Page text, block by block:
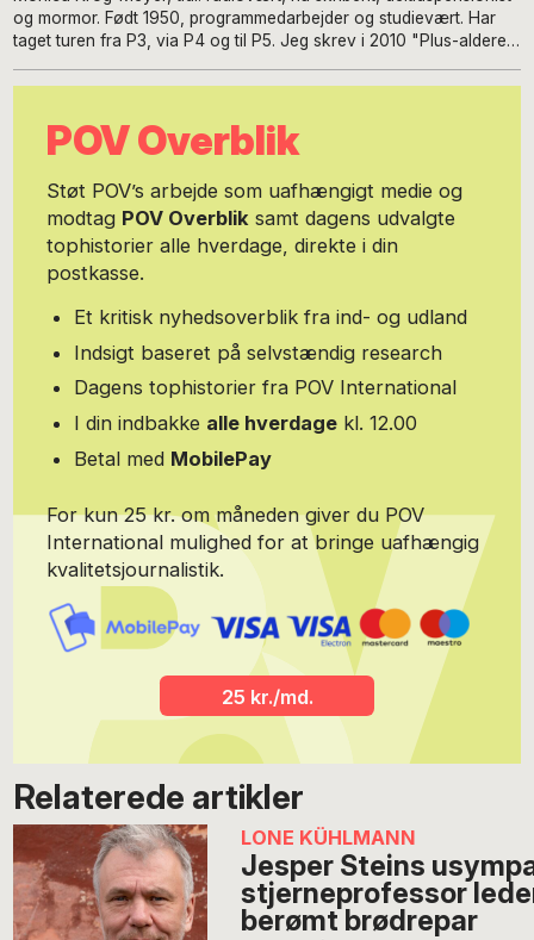
og mormor. Født 1950, programmedarbejder og studievært. Har
taget turen fra P3, via P4 og til P5. Jeg skrev i 2010 "Plus-alderen
rundt i Danmark.
POV Overblik
Støt POV’s arbejde som uafhængigt medie og
modtag POV Overbliksamt dagens udvalgte
tophistorier alle hverdage, direkte i din
postkasse.
Et kritisk nyhedsoverblik fra ind- og udland
Indsigt baseret på selvstændig research
Dagens tophistorier fra POV International
I din indbakke alle hverdage kl. 12.00
Betal med MobilePay
For kun 25 kr. om måneden giver du POV
International mulighed for at bringe uafhængig
kvalitetsjournalistik.
25 kr./md.
Relaterede artikler
LONE KÜHLMANN
Jesper Steins
stjerneprofessor
berømt brødrepar